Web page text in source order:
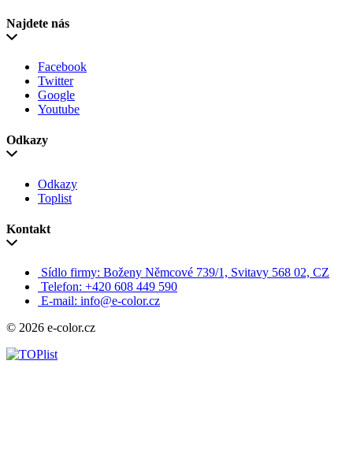
Najdete nás
Facebook
Twitter
Google
Youtube
Odkazy
Odkazy
Toplist
Kontakt
Sídlo firmy: Boženy Němcové 739/1, Svitavy 568 02, CZ
Telefon: +420 608 449 590
E-mail: info@e-color.cz
© 2026 e-color.cz